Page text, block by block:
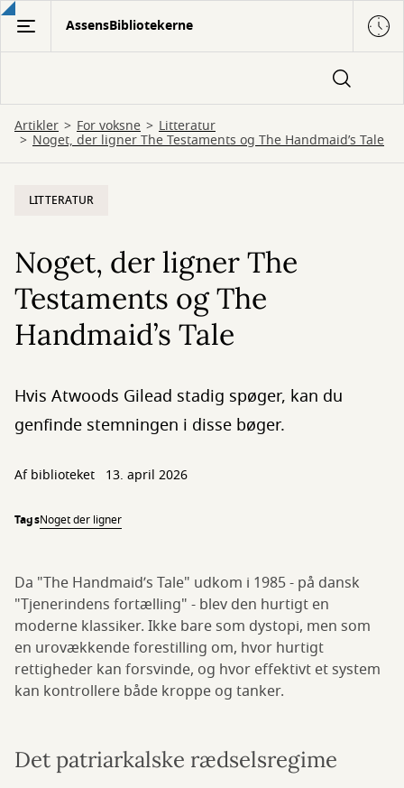
Gå
hovedindhold
AssensBibliotekerne
Artikler For voksne Litteratur
Noget, der ligner The Testaments og The Handmaid’s Tale
LITTERATUR
Noget, der ligner The
Testaments og The
Handmaid’s Tale
Hvis Atwoods Gilead stadig spøger, kan du
genfinde stemningen i disse bøger.
Af biblioteket 13. april 2026
TagsNoget der ligner
Da "The Handmaid’s Tale" udkom i 1985 - på dansk
"Tjenerindens fortælling" - blev den hurtigt en
moderne klassiker. Ikke bare som dystopi, men som
en urovækkende forestilling om, hvor hurtigt
rettigheder kan forsvinde, og hvor effektivt et system
kan kontrollere både kroppe og tanker.
Det patriarkalske rædselsregime